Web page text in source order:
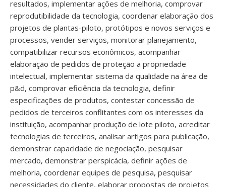
resultados, implementar ações de melhoria, comprovar
reprodutibilidade da tecnologia, coordenar elaboração dos
projetos de plantas-piloto, protótipos e novos serviços e
processos, vender serviços, monitorar planejamento,
compatibilizar recursos econômicos, acompanhar
elaboração de pedidos de proteção a propriedade
intelectual, implementar sistema da qualidade na área de
p&d, comprovar eficiência da tecnologia, definir
especificações de produtos, contestar concessão de
pedidos de terceiros conflitantes com os interesses da
instituição, acompanhar produção de lote piloto, acreditar
tecnologias de terceiros, analisar artigos para publicação,
demonstrar capacidade de negociação, pesquisar
mercado, demonstrar perspicácia, definir ações de
melhoria, coordenar equipes de pesquisa, pesquisar
necessidades do cliente, elaborar propostas de projetos